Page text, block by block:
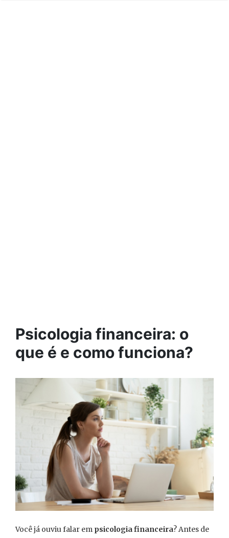
Psicologia financeira: o
que é e como funciona?
Você já ouviu falar em psicologia financeira? Antes de